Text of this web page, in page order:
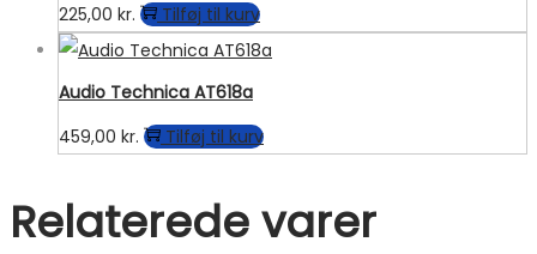
225,00 kr. Tilføj til kurv
Audio Technica AT618a
459,00 kr. Tilføj til kurv
Relaterede varer